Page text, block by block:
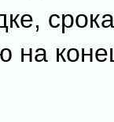
на